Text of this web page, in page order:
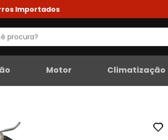
Importados
Motor Climatização